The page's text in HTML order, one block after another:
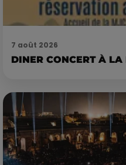
7 août 2026
DINER CONCERT À